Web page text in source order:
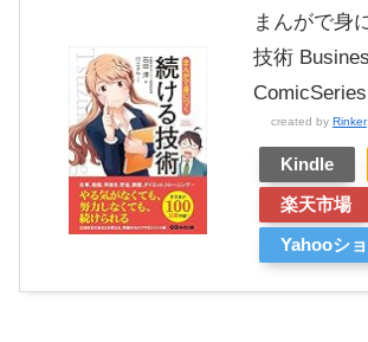
まんがで身
技術
ComicSeries
created by Rinker
Kindle
楽天市場
Yahooシ